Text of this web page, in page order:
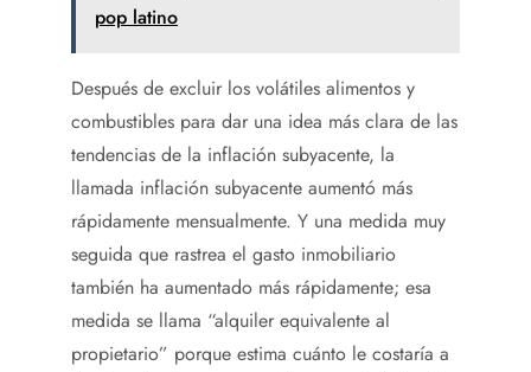
pop latino
Después de excluir los volátiles alimentos y
combustibles para dar una idea más clara de las
tendencias de la inflación subyacente, la
llamada inflación subyacente aumentó más
rápidamente mensualmente. Y una medida muy
seguida que rastrea el gasto inmobiliario
también ha aumentado más rápidamente; esa
medida se llama “alquiler equivalente al
propietario” porque estima cuánto le costaría a